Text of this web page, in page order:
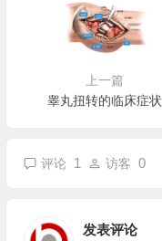
上一篇
睾丸扭转的临床症状
评论 1 访客 0
发表评论